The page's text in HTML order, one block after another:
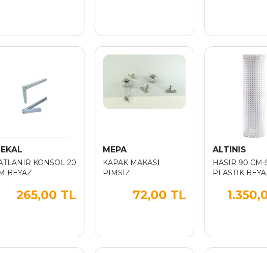
KONSOL 20
BEYAZ
265,00 TL
MEPA
KAPAK MAKASI
PIMSIZ
72,00 TL
ALTINIS
HASIR 90 CM-
PLASTIK